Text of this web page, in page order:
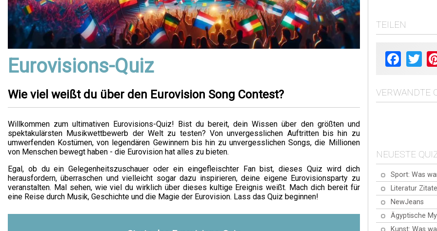
Eurovisions-Quiz
Wie viel weißt du über den Eurovision Song Contest?
Willkommen zum ultimativen Eurovisions-Quiz! Bist du bereit, dein Wissen über den größten und
spektakulärsten Musikwettbewerb der Welt zu testen? Von unvergesslichen Auftritten bis hin zu
umwerfenden Kostümen, von legendären Gewinnern bis hin zu unvergesslichen Songs, die Millionen
von Menschen bewegt haben - die Eurovision hat alles zu bieten.
Egal, ob du ein Gelegenheitszuschauer oder ein eingefleischter Fan bist, dieses Quiz wird dich
herausfordern, überraschen und vielleicht sogar dazu inspirieren, deine eigene Eurovisionsparty zu
veranstalten. Mal sehen, wie viel du wirklich über dieses kultige Ereignis weißt. Mach dich bereit für
eine Reise durch Musik, Geschichte und die Magie der Eurovision. Lass das Quiz beginnen!
TEILEN
Facebook
VERWANDTE
NEUESTE
Sport: Was
Literatur Zitate
NewJeans
Ägyptische
Kunst: Was